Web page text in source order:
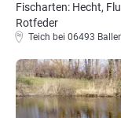
Fischarten: Hecht,
Rotfeder
Teich bei 06493